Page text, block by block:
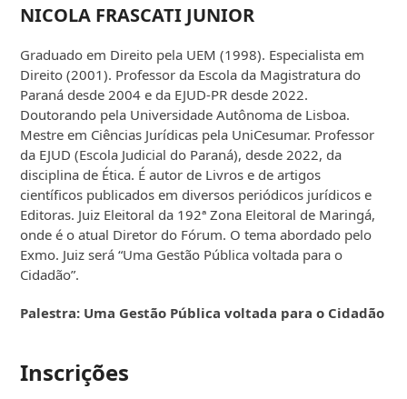
NICOLA FRASCATI JUNIOR
Graduado em Direito pela UEM (1998). Especialista em
Direito (2001). Professor da Escola da Magistratura do
Paraná desde 2004 e da EJUD-PR desde 2022.
Doutorando pela Universidade Autônoma de Lisboa.
Mestre em Ciências Jurídicas pela UniCesumar. Professor
da EJUD (Escola Judicial do Paraná), desde 2022, da
disciplina de Ética. É autor de Livros e de artigos
científicos publicados em diversos periódicos jurídicos e
Editoras. Juiz Eleitoral da 192ª Zona Eleitoral de Maringá,
onde é o atual Diretor do Fórum. O tema abordado pelo
Exmo. Juiz será “Uma Gestão Pública voltada para o
Cidadão”.
Palestra: Uma Gestão Pública voltada para o Cidadão
Inscrições